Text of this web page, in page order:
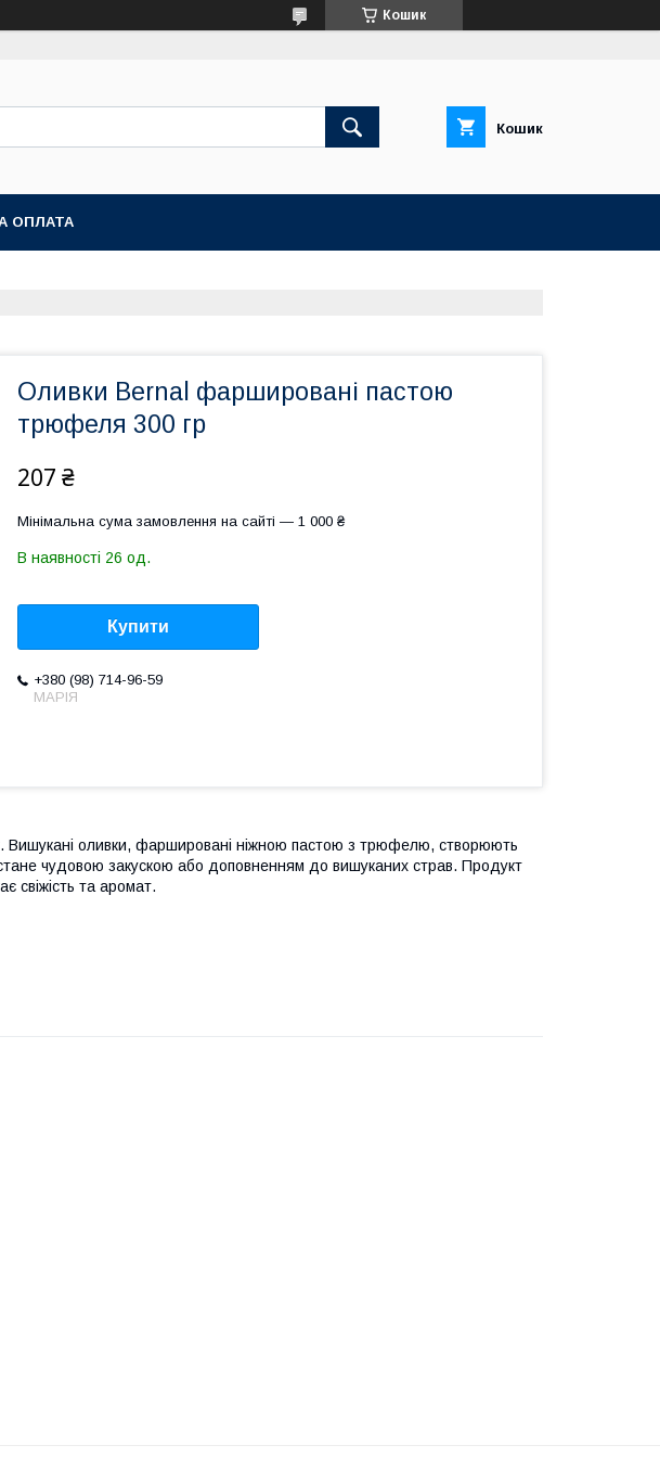
Кошик
Кошик
ОПЛАТА
Оливки Bernal фаршировані пастою
трюфеля 300 гр
207 ₴
Мінімальна сума замовлення на сайті — 1 000 ₴
В наявності 26 од.
Купити
+380 (98) 714-96-59
МАРІЯ
Вишукані оливки, фаршировані ніжною пастою з трюфелю, створюють
чудовою закускою або доповненням до вишуканих страв. Продукт
свіжість та аромат.